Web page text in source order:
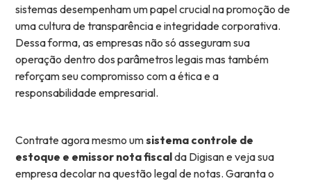
sistemas desempenham um papel crucial na promoção de
uma cultura de transparência e integridade corporativa.
Dessa forma, as empresas não só asseguram sua
operação dentro dos parâmetros legais mas também
reforçam seu compromisso com a ética e a
responsabilidade empresarial.
Contrate agora mesmo umsistema controle de
estoque e emissor nota fiscalda Digisan e veja sua
empresa decolar na questão legal de notas. Garanta o